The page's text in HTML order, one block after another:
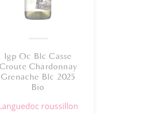
Igp Oc Blc Casse
Croute Chardonnay
Grenache Blc 2025
Bio
languedoc roussillon